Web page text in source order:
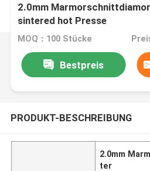
2.0mm
sintered hot Presse
MOQ：100 Stücke
Bestpreis
PRODUKT-BESCHREIBUNG
2.0mm
ter